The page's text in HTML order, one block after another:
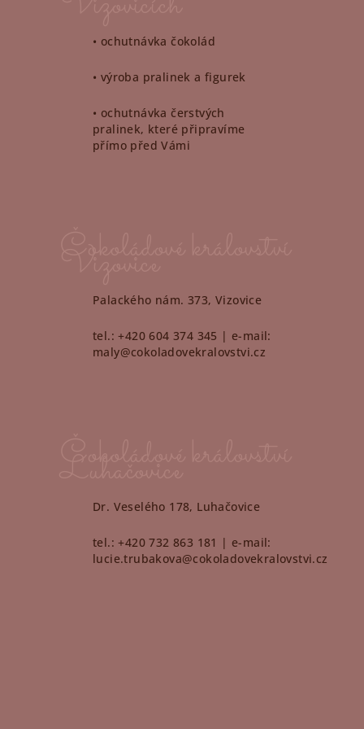
• ochutnávka čokolád
• výroba pralinek a figurek
• ochutnávka čerstvých
pralinek, které připravíme
přímo před Vámi
Palackého nám. 373, Vizovice
tel.: +420 604 374 345 | e-mail:
maly@cokoladovekralovstvi.cz
Dr. Veselého 178, Luhačovice
tel.: +420 732 863 181 | e-mail:
lucie.trubakova@cokoladovekralovstvi.cz